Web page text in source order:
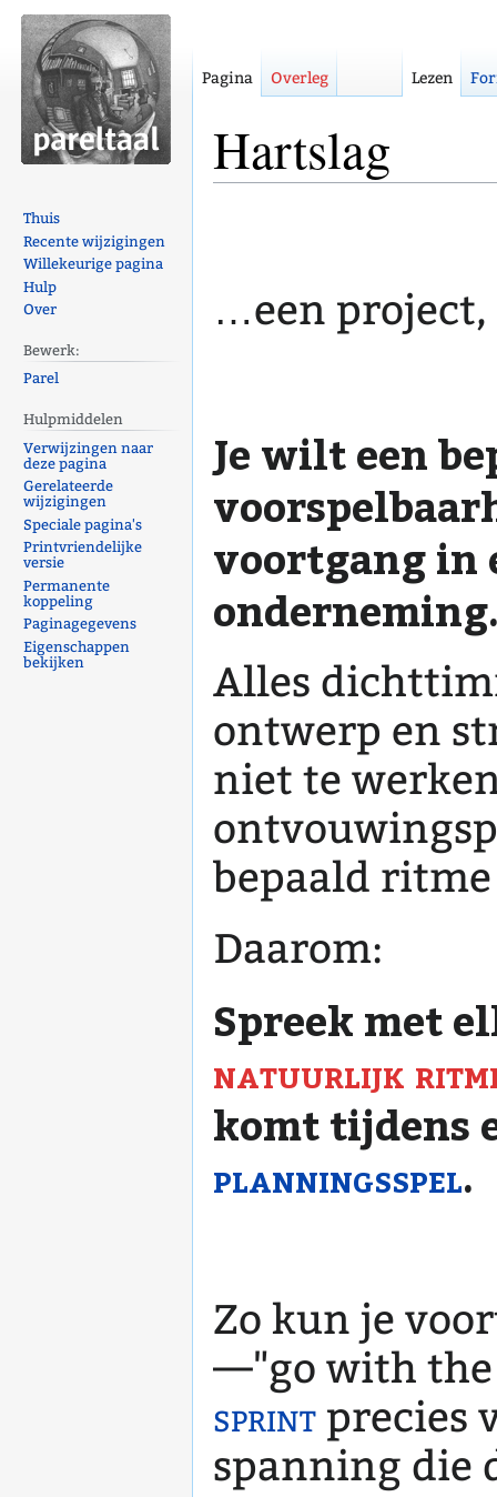
Hartslag
…een project,
Je wilt een
voortgang in
Alles
ontwerp en
niet te
bepaald
Daarom:
Spreek met
natuurlijk
komt tijdens
planningsspel.
Zo kun je
—"go with
sprintprecies
spanning die
Pagina Overleg Lezen
Thuis
Recente wijzigingen
Willekeurige pagina
Hulp
Over
Bewerk:
Parel
Hulpmiddelen
Verwijzingen naar
deze pagina
Gerelateerde
wijzigingen
Speciale pagina's
Printvriendelijke
versie
Permanente
koppeling
Paginagegevens
Eigenschappen
bekijken